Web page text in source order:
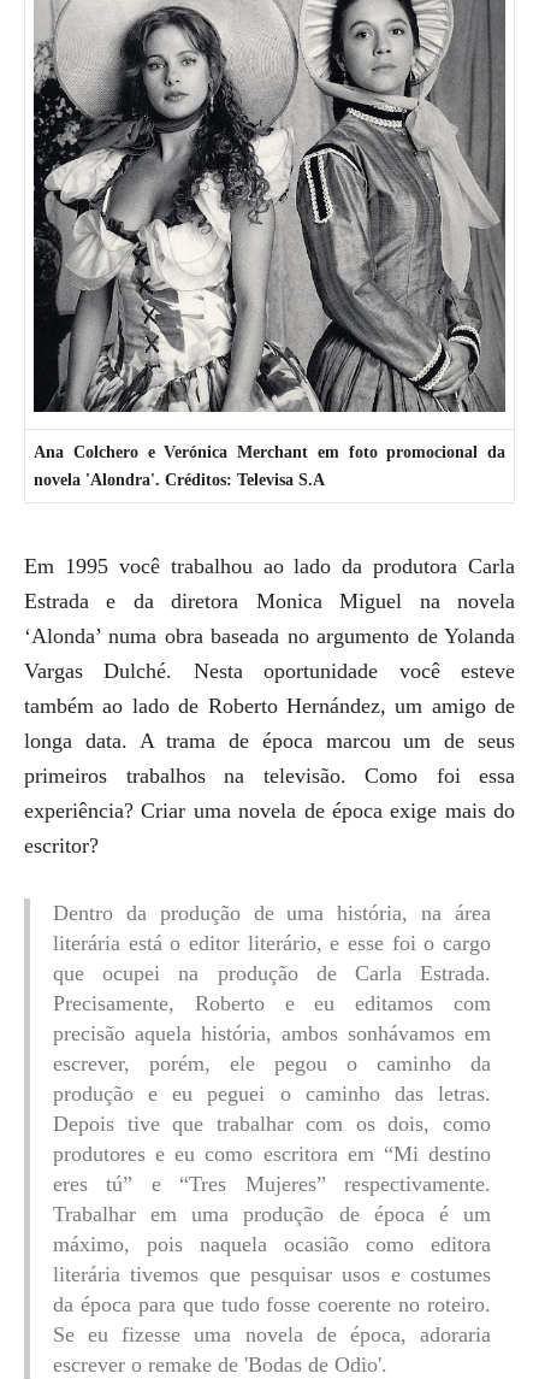
Ana Colchero e Verónica Merchant em foto promocional da
novela 'Alondra'. Créditos: Televisa S.A
Em 1995 você trabalhou ao lado da produtora Carla
Estrada e da diretora Monica Miguel na novela
‘Alonda’ numa obra baseada no argumento de Yolanda
Vargas Dulché. Nesta oportunidade você esteve
também ao lado de Roberto Hernández, um amigo de
longa data. A trama de época marcou um de seus
primeiros trabalhos na televisão. Como foi essa
experiência? Criar uma novela de época exige mais do
escritor?
Dentro da produção de uma história, na área
literária está o editor literário, e esse foi o cargo
que ocupei na produção de Carla Estrada.
Precisamente, Roberto e eu editamos com
precisão aquela história, ambos sonhávamos em
escrever, porém, ele pegou o caminho da
produção e eu peguei o caminho das letras.
Depois tive que trabalhar com os dois, como
produtores e eu como escritora em “Mi destino
eres tú” e “Tres Mujeres” respectivamente.
Trabalhar em uma produção de época é um
máximo, pois naquela ocasião como editora
literária tivemos que pesquisar usos e costumes
da época para que tudo fosse coerente no roteiro.
Se eu fizesse uma novela de época, adoraria
escrever o remake de 'Bodas de Odio'.